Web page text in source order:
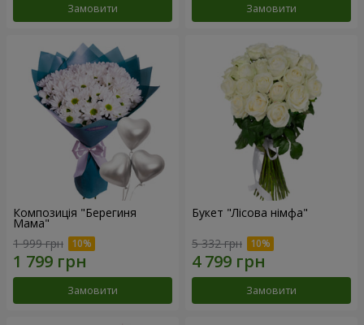
Замовити Замовити
Композиція "Берегиня
Мама"
1 999 грн
Замовити
Букет "Лісова німфа"
5 332 грн
Замовити